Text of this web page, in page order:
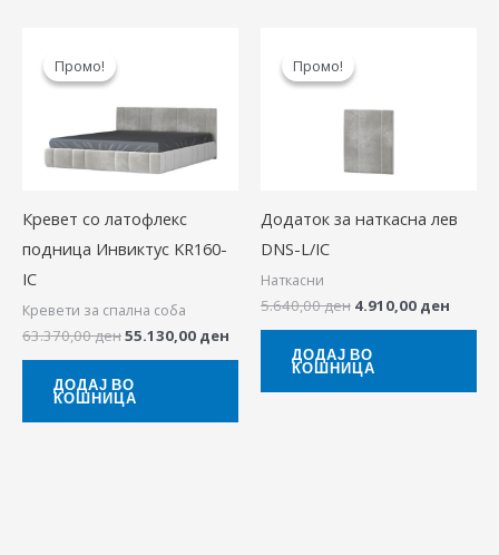
Промо!
Промо!
Кревет со латофлекс
подница Инвиктус KR160-
IC
Кревети за спална соба
63.370,00ден55.130,00 ден
55.130,00 ден.
ДОДАЈ ВО
КОШНИЦА
Промо!
Промо!
Додаток за наткасна лев
DNS-L/IC
Наткасни
5.640,00ден
was:
4.910,00 ден
ДОДАЈ ВО
КОШНИЦА